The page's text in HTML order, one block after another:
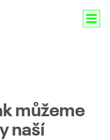
Členství
můžeme
naší